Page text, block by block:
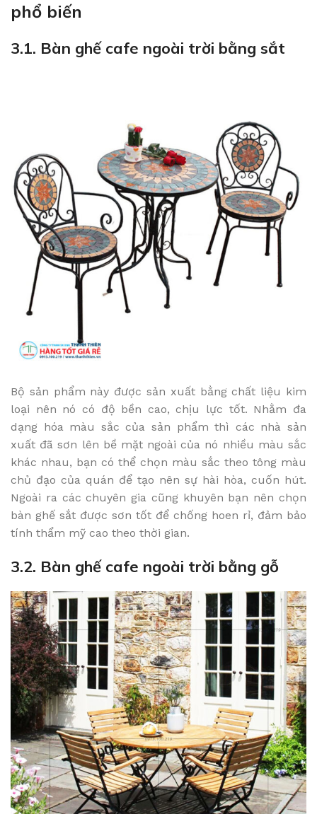
phổ biến
3.1. Bàn ghế cafe ngoài trời bằng sắt
Bộ sản phẩm này được sản xuất bằng chất liệu kim
loại nên nó có độ bền cao, chịu lực tốt. Nhằm đa
dạng hóa màu sắc của sản phẩm thì các nhà sản
xuất đã sơn lên bề mặt ngoài của nó nhiều màu sắc
khác nhau, bạn có thể chọn màu sắc theo tông màu
chủ đạo của quán để tạo nên sự hài hòa, cuốn hút.
Ngoài ra các chuyên gia cũng khuyên bạn nên chọn
bàn ghế sắt được sơn tốt để chống hoen rỉ, đảm bảo
tính thẩm mỹ cao theo thời gian.
3.2. Bàn ghế cafe ngoài trời bằng gỗ